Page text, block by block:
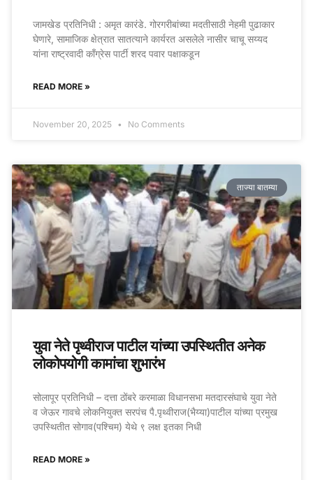
जामखेड प्रतिनिधी : अमृत कारंडे. गोरगरीबांच्या मदतीसाठी नेहमी पुढाकार
घेणारे, सामाजिक क्षेत्रात सातत्याने कार्यरत असलेले नासीर चाचू सय्यद
यांना राष्ट्रवादी काँग्रेस पार्टी शरद पवार पक्षाकडून
READ MORE »
November 20, 2025 No Comments
ताज्या बातम्या
युवा नेते पृथ्वीराज पाटील यांच्या उपस्थितीत अनेक
लोकोपयोगी कामांचा शुभारंभ
सोलापूर प्रतिनिधी – दत्ता ठोंबरे करमाळा विधानसभा मतदारसंघाचे युवा नेते
व जेऊर गावचे लोकनियुक्त सरपंच पै.पृथ्वीराज(भैय्या)पाटील यांच्या प्रमुख
उपस्थितीत सोगाव(पश्चिम) येथे ९ लक्ष इतका निधी
READ MORE »